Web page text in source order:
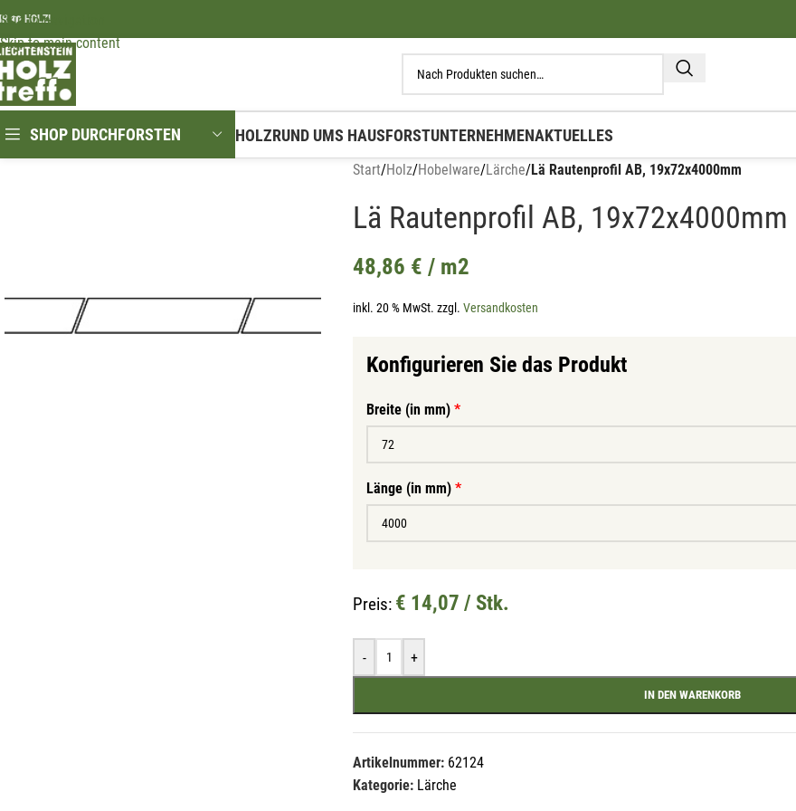
Skip to navigation
Skip to main content
❤️ HOLZ!
SHOP DURCHFORSTEN HOLZRUND UMS HAUSFORSTUNTERNEHMENAKTUELLES
Start/Holz/Hobelware/Lärche/Lä Rautenprofil AB, 19x72x4000mm
Lä Rautenprofil AB, 19x72x4000mm
48,86 € / m2
inkl. 20 % MwSt. zzgl. Versandkosten
Konfigurieren Sie das Produkt
Breite (in mm) *
Länge (in mm) *
Preis: € 14,07 / Stk.
- +
IN DEN WARENKORB
Artikelnummer: 62124
Kategorie: Lärche
Mit unserem Newsletter sind Sie immer top-
informiert über Veranstaltungen und Aktionen
Name*